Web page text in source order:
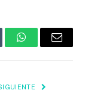
WhatsAppEmail